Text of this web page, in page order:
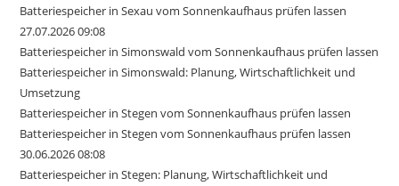
Batteriespeicher in Sexau vom Sonnenkaufhaus prüfen lassen
27.07.2026 09:08
Batteriespeicher in Simonswald vom Sonnenkaufhaus prüfen lassen
Batteriespeicher in Simonswald: Planung, Wirtschaftlichkeit und
Umsetzung
Batteriespeicher in Stegen vom Sonnenkaufhaus prüfen lassen
Batteriespeicher in Stegen vom Sonnenkaufhaus prüfen lassen
30.06.2026 08:08
Batteriespeicher in Stegen: Planung, Wirtschaftlichkeit und